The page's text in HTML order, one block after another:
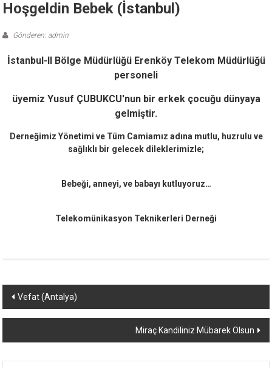
Hoşgeldin Bebek (İstanbul)
Gönderen: admin
İstanbul-II Bölge Müdürlüğü Erenköy Telekom Müdürlüğü
personeli
üyemiz Yusuf ÇUBUKCU'nun bir erkek çocuğu dünyaya
gelmiştir.
Derneğimiz Yönetimi ve Tüm Camiamız adına mutlu, huzrulu ve
sağlıklı bir gelecek dileklerimizle;
Bebeği, anneyi, ve babayı kutluyoruz…
Telekomünikasyon Teknikerleri Derneği
Yazı
dolaşımı
Vefat (Antalya)
Miraç Kandiliniz Mübarek Olsun